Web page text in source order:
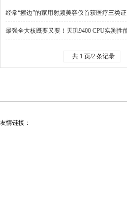
经常“擦边”的家用射频美容仪首获医疗三类
最强全大核既要又要！天玑9400 CPU实测性
共 1 页/2 条记录
友情链接：